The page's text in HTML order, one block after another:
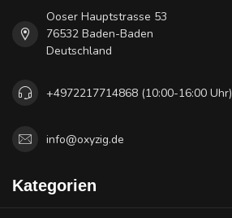
Ooser Hauptstrasse 53
76532 Baden-Baden
Deutschland
+4972217714868 (10:00-16:00 Uhr)
info@oxyzig.de
Kategorien